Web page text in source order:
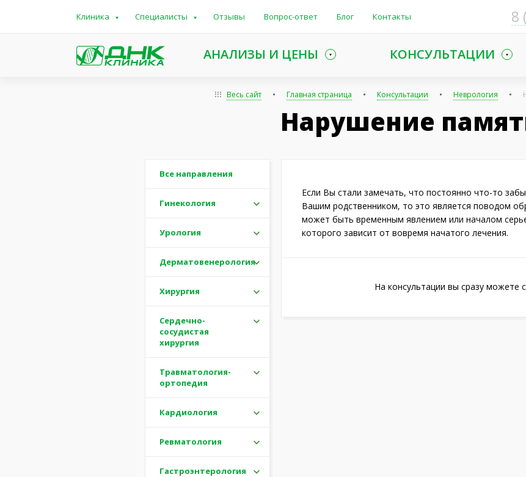
Клиника Специалисты Отзывы Вопрос-ответ Блог Контакты 8
АНАЛИЗЫ И ЦЕНЫ КОНСУЛЬТАЦИИ
Весь сайт Главная страница Консультации Неврология
Нарушение
Если Вы стали замечать, что постоянно что-то
Вашим родственником, то это является поводом
может быть временным явлением или началом
которого зависит от вовремя начатого лечения.
На консультации вы сразу можете
Все направления
Гинекология
Урология
Дерматовенерология
Хирургия
Сердечно-
сосудистая
хирургия
Травматология-
ортопедия
Кардиология
Ревматология
Гастроэнтерология